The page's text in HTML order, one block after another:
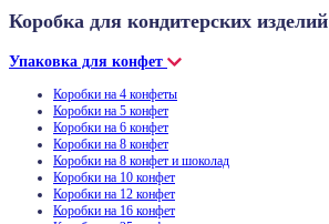
Коробка для кондитерских изделий
Упаковка для конфет
Коробки на 4 конфеты
Коробки на 5 конфет
Коробки на 6 конфет
Коробки на 8 конфет
Коробки на 8 конфет и шоколад
Коробки на 10 конфет
Коробки на 12 конфет
Коробки на 16 конфет